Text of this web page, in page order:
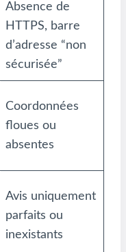
Absence de
HTTPS, barre
d’adresse “non
sécurisée”
Coordonnées
floues ou
absentes
Avis uniquement
parfaits ou
inexistants